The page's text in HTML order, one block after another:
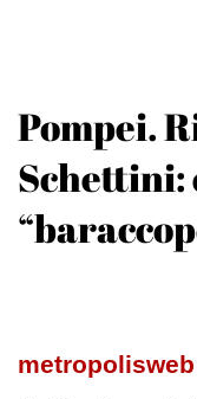
Pompei.
Schettini:
metropolisweb